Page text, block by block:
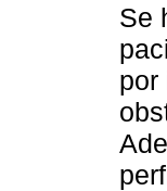
Se
por